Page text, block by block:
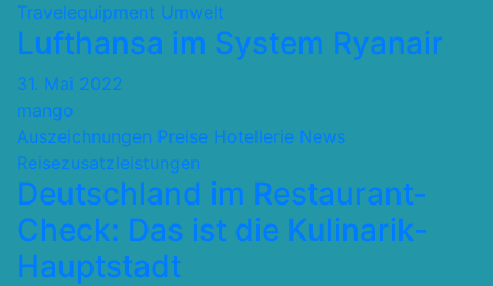
Travelequipment Umwelt
Lufthansa im System Ryanair
31. Mai 2022
mango
Auszeichnungen Preise Hotellerie News
Reisezusatzleistungen
Deutschland im Restaurant-
Check: Das ist die Kulinarik-
Hauptstadt